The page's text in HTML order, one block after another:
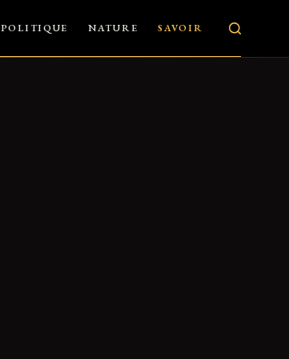
POLITIQUE NATURE SAVOIR